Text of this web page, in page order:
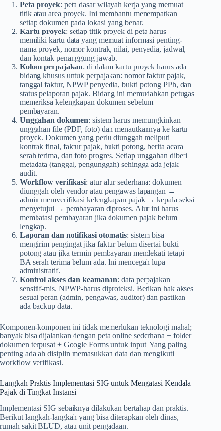
Peta proyek: peta dasar wilayah kerja yang memuat
titik atau area proyek. Ini membantu menempatkan
setiap dokumen pada lokasi yang benar.
Kartu proyek: setiap titik proyek di peta harus
memiliki kartu data yang memuat informasi penting-
nama proyek, nomor kontrak, nilai, penyedia, jadwal,
dan kontak penanggung jawab.
Kolom perpajakan: di dalam kartu proyek harus ada
bidang khusus untuk perpajakan: nomor faktur pajak,
tanggal faktur, NPWP penyedia, bukti potong PPh, dan
status pelaporan pajak. Bidang ini memudahkan petugas
memeriksa kelengkapan dokumen sebelum
pembayaran.
Unggahan dokumen: sistem harus memungkinkan
unggahan file (PDF, foto) dan menautkannya ke kartu
proyek. Dokumen yang perlu diunggah meliputi
kontrak final, faktur pajak, bukti potong, berita acara
serah terima, dan foto progres. Setiap unggahan diberi
metadata (tanggal, pengunggah) sehingga ada jejak
audit.
Workflow verifikasi: atur alur sederhana: dokumen
diunggah oleh vendor atau pengawas lapangan →
admin memverifikasi kelengkapan pajak → kepala seksi
menyetujui → pembayaran diproses. Alur ini harus
membatasi pembayaran jika dokumen pajak belum
lengkap.
Laporan dan notifikasi otomatis: sistem bisa
mengirim pengingat jika faktur belum disertai bukti
potong atau jika termin pembayaran mendekati tetapi
BA serah terima belum ada. Ini mencegah lupa
administratif.
Kontrol akses dan keamanan: data perpajakan
sensitif-mis. NPWP-harus diproteksi. Berikan hak akses
sesuai peran (admin, pengawas, auditor) dan pastikan
ada backup data.
Komponen-komponen ini tidak memerlukan teknologi mahal;
banyak bisa dijalankan dengan peta online sederhana + folder
dokumen terpusat + Google Forms untuk input. Yang paling
penting adalah disiplin memasukkan data dan mengikuti
workflow verifikasi.
Langkah Praktis Implementasi SIG untuk Mengatasi Kendala
Pajak di Tingkat Instansi
Implementasi SIG sebaiknya dilakukan bertahap dan praktis.
Berikut langkah-langkah yang bisa diterapkan oleh dinas,
rumah sakit BLUD, atau unit pengadaan.